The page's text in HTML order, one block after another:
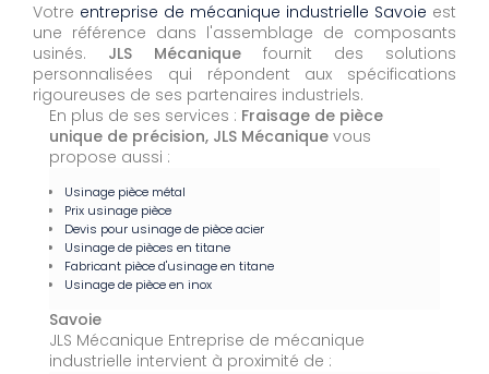
Votre entreprise de mécanique industrielle Savoie est
une référence dans l'assemblage de composants
usinés. JLS Mécanique fournit des solutions
personnalisées qui répondent aux spécifications
rigoureuses de ses partenaires industriels.
En plus de ses services : Fraisage de pièce
unique de précision, JLS Mécanique vous
propose aussi :
Usinage pièce métal
Prix usinage pièce
Devis pour usinage de pièce acier
Usinage de pièces en titane
Fabricant pièce d'usinage en titane
Usinage de pièce en inox
Savoie
JLS Mécanique Entreprise de mécanique
industrielle intervient à proximité de :